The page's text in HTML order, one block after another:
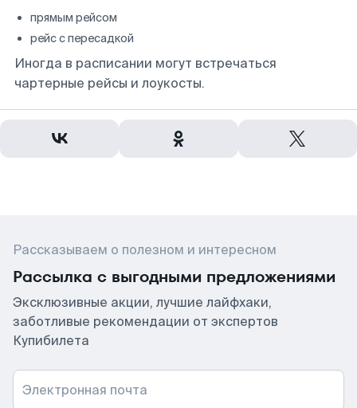
прямым рейсом
рейс с пересадкой
Иногда в расписании могут встречаться
чартерные рейсы и лоукосты.
Рассказываем о полезном и интересном
Рассылка с выгодными предложениями
Эксклюзивные акции, лучшие лайфхаки,
заботливые рекомендации от экспертов
Купибилета
Электронная почта